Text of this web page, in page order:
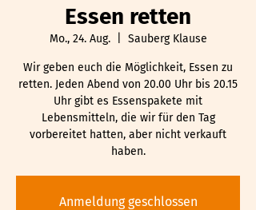
Essen retten
Mo., 24. Aug.
  |
Sauberg Klause
Wir geben euch die Möglichkeit, Essen zu
retten. Jeden Abend von 20.00 Uhr bis 20.15
Uhr gibt es Essenspakete mit
Lebensmitteln, die wir für den Tag
vorbereitet hatten, aber nicht verkauft
haben.
Anmeldung geschlossen